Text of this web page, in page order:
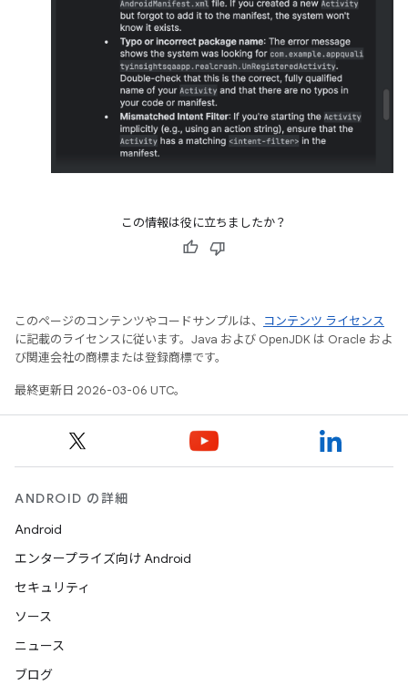
この情報は役に立ちましたか？
このページのコンテンツやコードサンプルは、
コンテンツ ライセンス
に記載のライセンスに従います。Java および OpenJDK は Oracle およ
び関連会社の商標または登録商標です。
最終更新日 2026-03-06 UTC。
ANDROID の詳細
Android
エンタープライズ向け Android
セキュリティ
ソース
ニュース
ブログ